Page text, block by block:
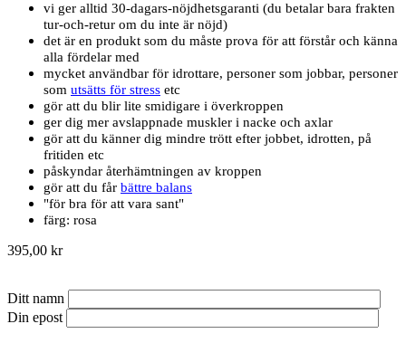
vi ger alltid 30-dagars-nöjdhetsgaranti (du betalar bara frakten
tur-och-retur om du inte är nöjd)
det är en produkt som du måste prova för att förstår och känna
alla fördelar med
mycket användbar för idrottare, personer som jobbar, personer
som utsätts för stress etc
gör att du blir lite smidigare i överkroppen
ger dig mer avslappnade muskler i nacke och axlar
gör att du känner dig mindre trött efter jobbet, idrotten, på
fritiden etc
påskyndar återhämtningen av kroppen
gör att du får bättre balans
"för bra för att vara sant"
färg: rosa
395,00 kr
Ditt namn
Din epost